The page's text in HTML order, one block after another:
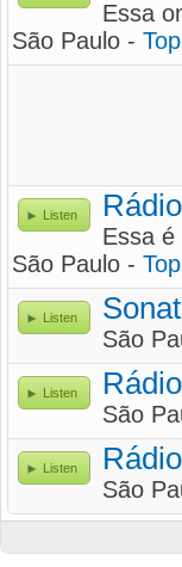
Essa
São Paulo -
Listen
Essa é
São Paulo -
Listen
São
Listen
São
Listen
São